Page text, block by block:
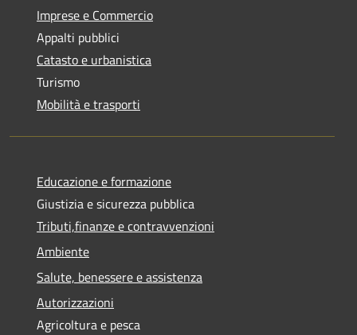
Imprese e Commercio
Appalti pubblici
Catasto e urbanistica
Turismo
Mobilità e trasporti
Educazione e formazione
Giustizia e sicurezza pubblica
Tributi,finanze e contravvenzioni
Ambiente
Salute, benessere e assistenza
Autorizzazioni
Agricoltura e pesca